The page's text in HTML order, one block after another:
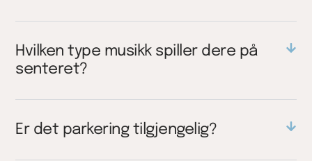
Hvilken type musikk spiller dere på
senteret?
Er det parkering tilgjengelig?